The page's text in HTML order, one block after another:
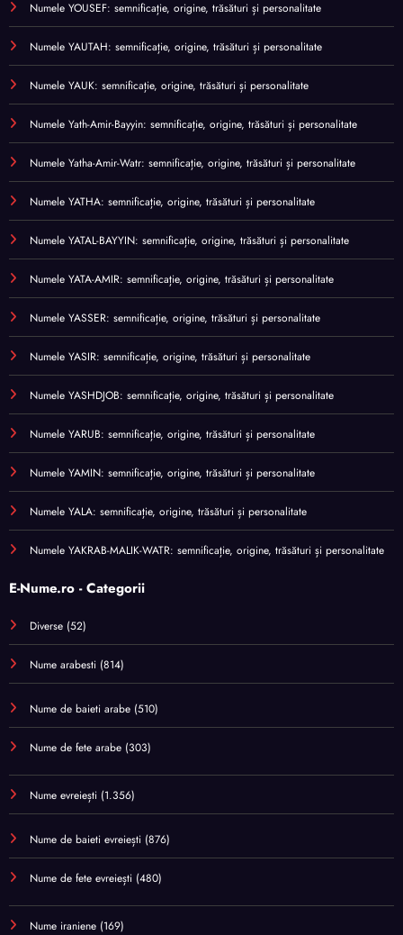
Numele YOUSEF: semnificație, origine, trăsături și personalitate
Numele YAUTAH: semnificație, origine, trăsături și personalitate
Numele YAUK: semnificație, origine, trăsături și personalitate
Numele Yath-Amir-Bayyin: semnificație, origine, trăsături și personalitate
Numele Yatha-Amir-Watr: semnificație, origine, trăsături și personalitate
Numele YATHA: semnificație, origine, trăsături și personalitate
Numele YATAL-BAYYIN: semnificație, origine, trăsături și personalitate
Numele YATA-AMIR: semnificație, origine, trăsături și personalitate
Numele YASSER: semnificație, origine, trăsături și personalitate
Numele YASIR: semnificație, origine, trăsături și personalitate
Numele YASHDJOB: semnificație, origine, trăsături și personalitate
Numele YARUB: semnificație, origine, trăsături și personalitate
Numele YAMIN: semnificație, origine, trăsături și personalitate
Numele YALA: semnificație, origine, trăsături și personalitate
Numele YAKRAB-MALIK-WATR: semnificație, origine, trăsături și personalitate
E-Nume.ro - Categorii
Diverse (52)
Nume arabesti (814)
Nume de baieti arabe (510)
Nume de fete arabe (303)
Nume evreiești (1.356)
Nume de baieti evreiești (876)
Nume de fete evreiești (480)
Nume iraniene (169)